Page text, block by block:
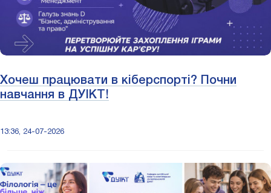
Хочеш працювати в кіберспорті? Почни
навчання в ДУІКТ!
13:36, 24-07-2026